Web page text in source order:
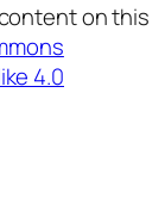
on this
4.0